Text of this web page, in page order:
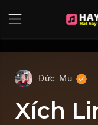
Đức Mu
Xích